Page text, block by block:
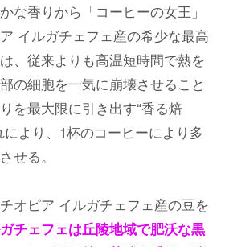
な香りから「コーヒーの女王」
イルガチェフェ産の希少な最高
、従来よりも高温短時間で熱を
の細胞を一気に崩壊させること
を最大限に引き出す“香る焙
より、1杯のコーヒーにより多
せる。
オピア イルガチェフェ産の豆を
ガチェフェは丘陵地域で肥沃な黒